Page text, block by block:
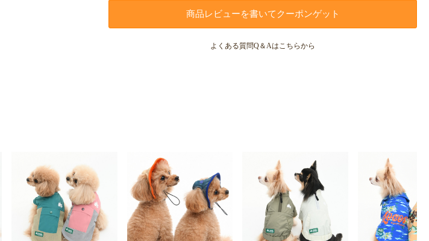
商品レビューを書いてクーポンゲット
よくある質問Q＆Aはこちらから